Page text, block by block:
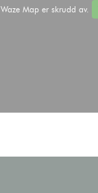
Waze Map er skrudd av.